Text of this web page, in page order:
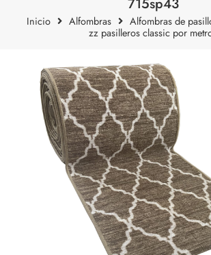
Inicio Alfombras
Alfombras de
zz pasilleros classic por